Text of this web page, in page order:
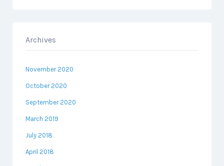
Archives
November 2020
October 2020
September 2020
March 2019
July 2018
April 2018